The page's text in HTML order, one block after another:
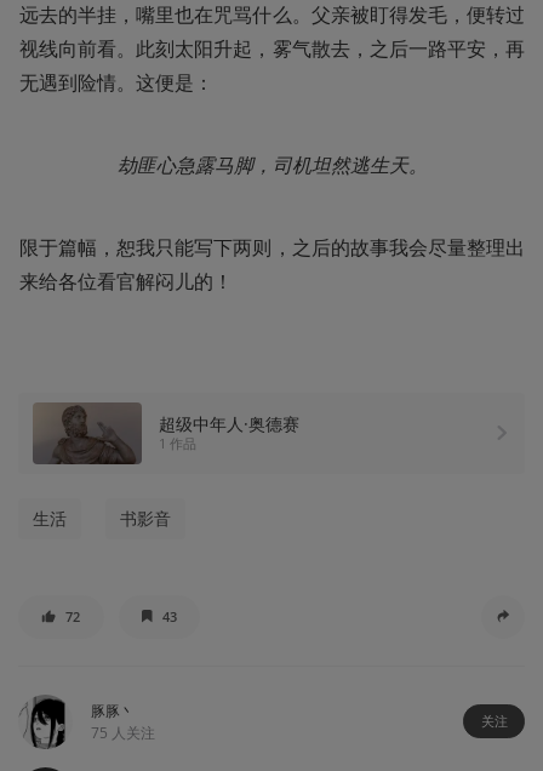
远去的半挂，嘴里也在咒骂什么。父亲被盯得发毛，便转过
视线向前看。此刻太阳升起，雾气散去，之后一路平安，再
无遇到险情。这便是：
劫匪心急露马脚，司机坦然逃生天。
限于篇幅，恕我只能写下两则，之后的故事我会尽量整理出
来给各位看官解闷儿的！
超级中年人·奥德赛
1 作品
生活 书影音
72 43
豚豚丶
75 人关注
关注